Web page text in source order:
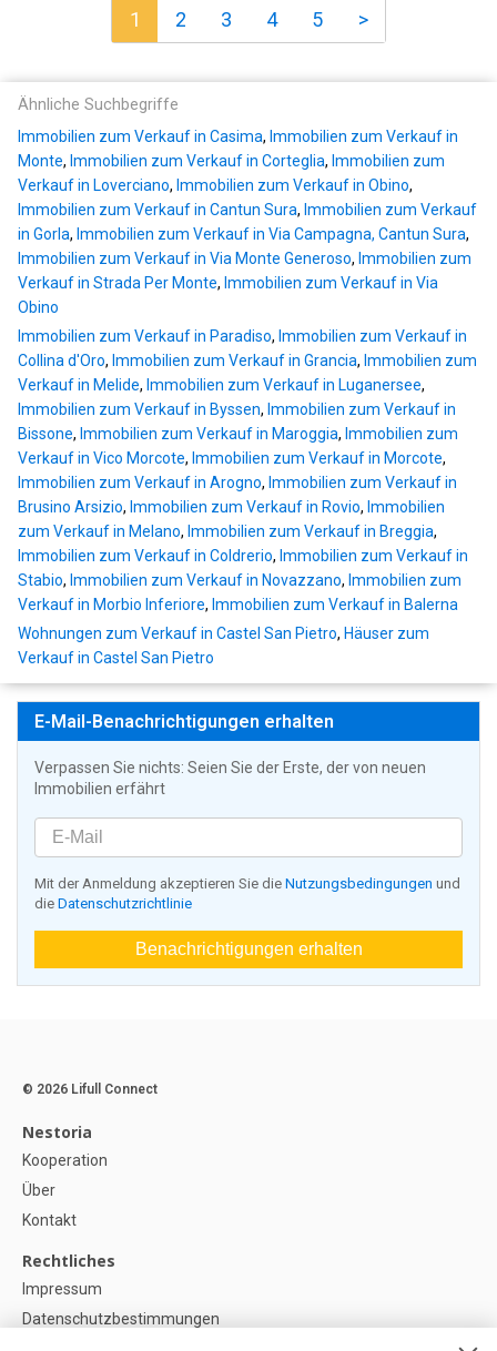
1 2 3 4 5 >
Ähnliche Suchbegriffe
Immobilien zum Verkauf in Casima, Immobilien zum Verkauf in
Monte, Immobilien zum Verkauf in Corteglia, Immobilien zum
Verkauf in Loverciano, Immobilien zum Verkauf in Obino,
Immobilien zum Verkauf in Cantun Sura, Immobilien zum Verkauf
in Gorla, Immobilien zum Verkauf in Via Campagna, Cantun Sura,
Immobilien zum Verkauf in Via Monte Generoso, Immobilien zum
Verkauf in Strada Per Monte, Immobilien zum Verkauf in Via
Obino
Immobilien zum Verkauf in Paradiso, Immobilien zum Verkauf in
Collina d'Oro, Immobilien zum Verkauf in Grancia, Immobilien zum
Verkauf in Melide, Immobilien zum Verkauf in Luganersee,
Immobilien zum Verkauf in Byssen, Immobilien zum Verkauf in
Bissone, Immobilien zum Verkauf in Maroggia, Immobilien zum
Verkauf in Vico Morcote, Immobilien zum Verkauf in Morcote,
Immobilien zum Verkauf in Arogno, Immobilien zum Verkauf in
Brusino Arsizio, Immobilien zum Verkauf in Rovio, Immobilien
zum Verkauf in Melano, Immobilien zum Verkauf in Breggia,
Immobilien zum Verkauf in Coldrerio, Immobilien zum Verkauf in
Stabio, Immobilien zum Verkauf in Novazzano, Immobilien zum
Verkauf in Morbio Inferiore, Immobilien zum Verkauf in Balerna
Wohnungen zum Verkauf in Castel San Pietro, Häuser zum
Verkauf in Castel San Pietro
E-Mail-Benachrichtigungen erhalten
Verpassen Sie nichts: Seien Sie der Erste, der von neuen
Immobilien erfährt
Mit der Anmeldung akzeptieren Sie die Nutzungsbedingungen und
die Datenschutzrichtlinie
Benachrichtigungen erhalten
© 2026 Lifull Connect
Nestoria
Kooperation
Über
Kontakt
Rechtliches
Impressum
Datenschutzbestimmungen